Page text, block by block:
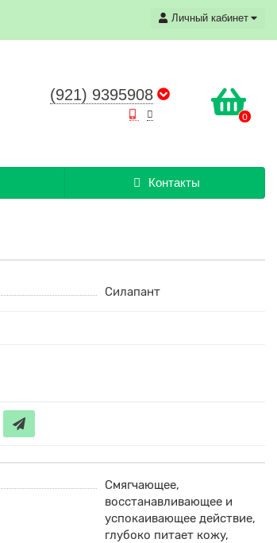
Личный кабинет
(921) 9395908
0
Контакты
Силапант
Смягчающее,
восстанавливающее и
успокаивающее действие,
глубоко питает кожу,